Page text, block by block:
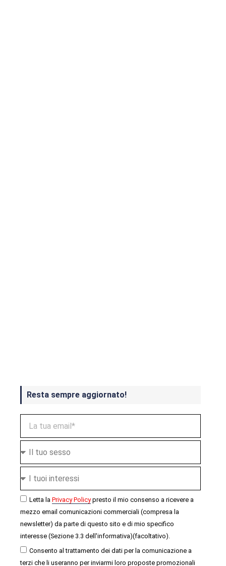
Resta sempre aggiornato!
Letta la Privacy Policypresto il mio consenso a ricevere a
mezzo email comunicazioni commerciali (compresa la
newsletter) da parte di questo sito e di mio specifico
interesse (Sezione 3.3 dell'informativa)(facoltativo).
Consento al trattamento dei dati per la comunicazione a
terzi che li useranno per inviarmi loro proposte promozionali